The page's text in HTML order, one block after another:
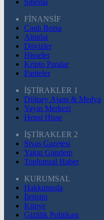
Sinema
FİNANSİF
Canlı Borsa
Altınlar
Dövizler
Hisseler
Kripto Paralar
Pariteler
İŞTİRAKLER 1
Dijitary Ajans & Medya
Yayın Merkezi
Hepsi Hisse
İŞTİRAKLER 2
Sivas Gazetesi
Yakın Gündem
Toplumsal Haber
KURUMSAL
Hakkımızda
İletişim
Künye
Gizlilik Politikası